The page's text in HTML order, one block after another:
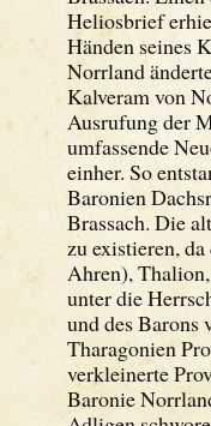
Heliosbrief
Händen seines
Norrland
Kalveram von
Ausrufung der
umfassende
einher. So
Baronien
Brassach. Die
zu existieren,
Ahren),
unter die
und des Barons
Tharagonien
verkleinerte
Baronie